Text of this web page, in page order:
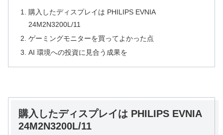
購入したディスプレイは PHILIPS EVNIA
24M2N3200L/11
ゲーミングモニターを買ってよかった点
AI 環境への投資に見合う成果を
購入したディスプレイは PHILIPS EVNIA
24M2N3200L/11